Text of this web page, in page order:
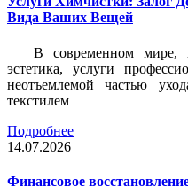
Вида Ваших Вещей
В современном мире,
эстетика, услуги
неотъемлемой частью
текстилем
Подробнее
14.07.2026
Финансовое